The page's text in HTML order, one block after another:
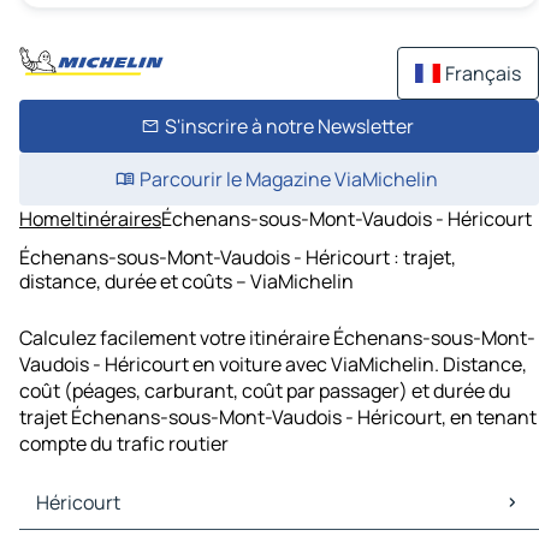
Français
S'inscrire à notre Newsletter
Parcourir le Magazine ViaMichelin
HomeItinérairesÉchenans-sous-Mont-Vaudois - Héricourt
Échenans-sous-Mont-Vaudois - Héricourt : trajet,
distance, durée et coûts – ViaMichelin
Calculez facilement votre itinéraire Échenans-sous-Mont-
Vaudois - Héricourt en voiture avec ViaMichelin. Distance,
coût (péages, carburant, coût par passager) et durée du
trajet Échenans-sous-Mont-Vaudois - Héricourt, en tenant
compte du trafic routier
Héricourt